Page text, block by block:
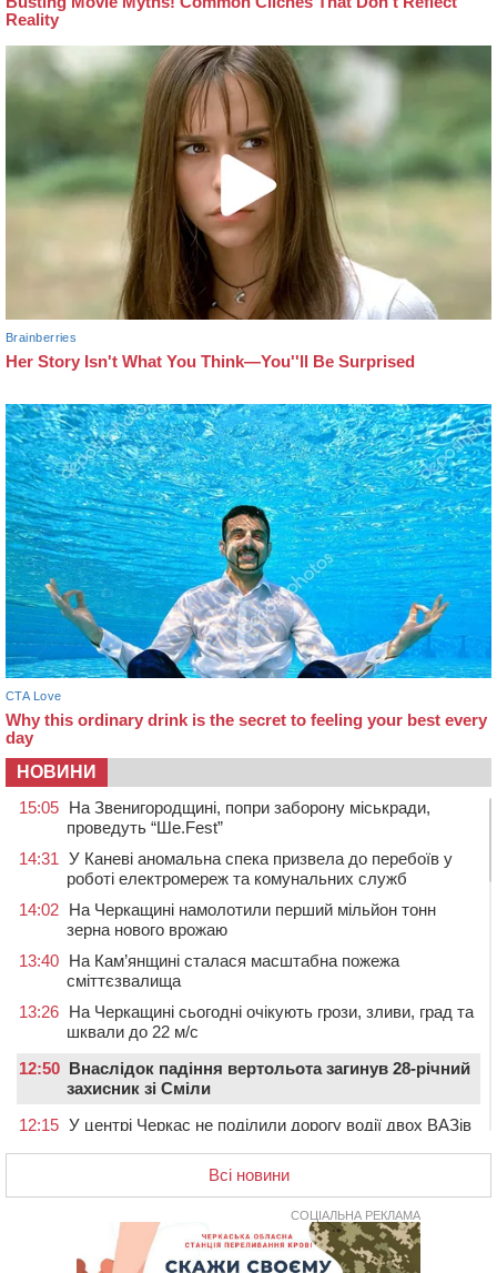
НОВИНИ
15:05 На Звенигородщині, попри заборону міськради,
проведуть “Ше.Fest”
14:31 У Каневі аномальна спека призвела до перебоїв у
роботі електромереж та комунальних служб
14:02 На Черкащині намолотили перший мільйон тонн
зерна нового врожаю
13:40 На Кам’янщині сталася масштабна пожежа
сміттєзвалища
13:26 На Черкащині сьогодні очікують грози, зливи, град та
шквали до 22 м/с
12:50 Внаслідок падіння вертольота загинув 28-річний
захисник зі Сміли
12:15 У центрі Черкас не поділили дорогу водії двох ВАЗів
11:29 У Черкасах до середини серпня обмежать рух
транспорту на трьох вулицях
На Черкащині кількість укриттів збільшилась
уп’ятеро з початку повномасштабної війни
У Черкасах водій Audi Q5 спричинив аварію, не
Всі новини
СОЦІАЛЬНА РЕКЛАМА